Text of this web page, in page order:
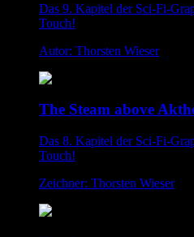
Das 9. Kapitel der Sci-Fi-
Touch!
Autor: Thorsten Wieser
The Steam above
Das 8. Kapitel der Sci-Fi-
Touch!
Zeichner: Thorsten Wieser